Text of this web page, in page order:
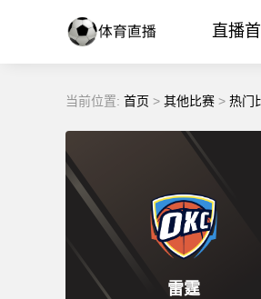
直播
当前位置: 首页 > 其他比赛 > 热门
雷霆